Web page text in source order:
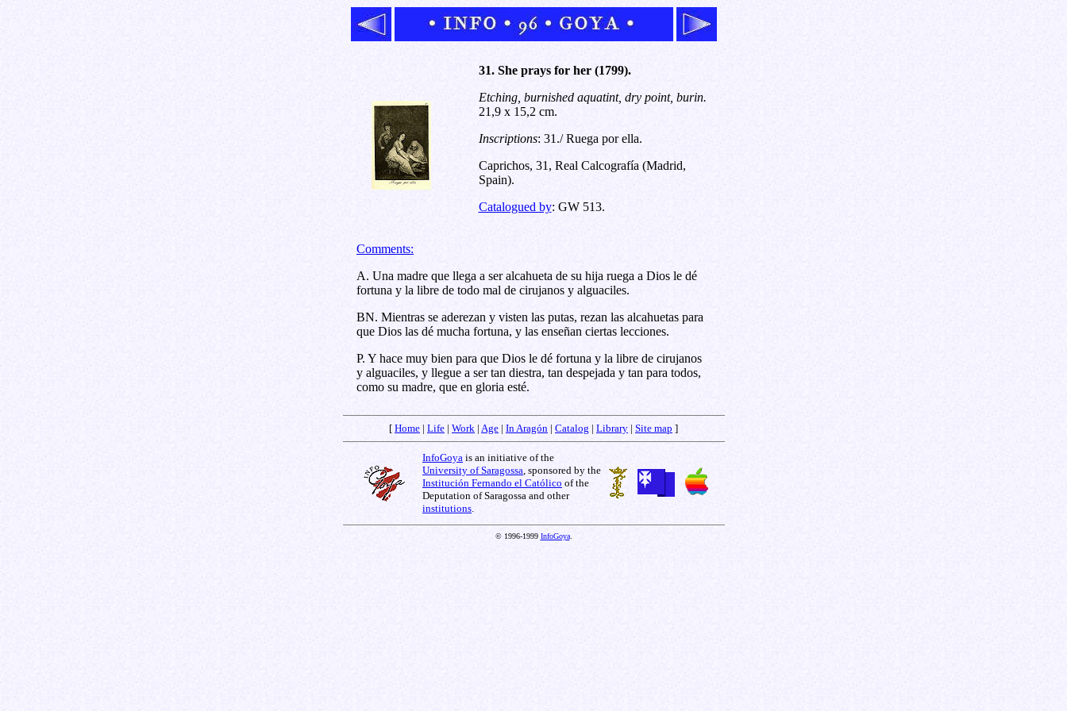
31. She prays for her (1799).
Etching, burnished aquatint, dry point, burin.
21,9 x 15,2 cm.
Inscriptions: 31./ Ruega por ella.
Caprichos, 31, Real Calcografía (Madrid,
Spain).
Catalogued by: GW 513.
Comments:
A. Una madre que llega a ser alcahueta de su hija ruega a Dios le dé
fortuna y la libre de todo mal de cirujanos y alguaciles.
BN. Mientras se aderezan y visten las putas, rezan las alcahuetas para
que Dios las dé mucha fortuna, y las enseñan ciertas lecciones.
P. Y hace muy bien para que Dios le dé fortuna y la libre de cirujanos
y alguaciles, y llegue a ser tan diestra, tan despejada y tan para todos,
como su madre, que en gloria esté.
[ Home | Life | Work | Age | In Aragón | Catalog | Library | Site map ]
InfoGoya is an initiative of the
University of Saragossa, sponsored by the
Institución Fernando el Católico of the
Deputation of Saragossa and other
institutions.
© 1996-1999 InfoGoya.